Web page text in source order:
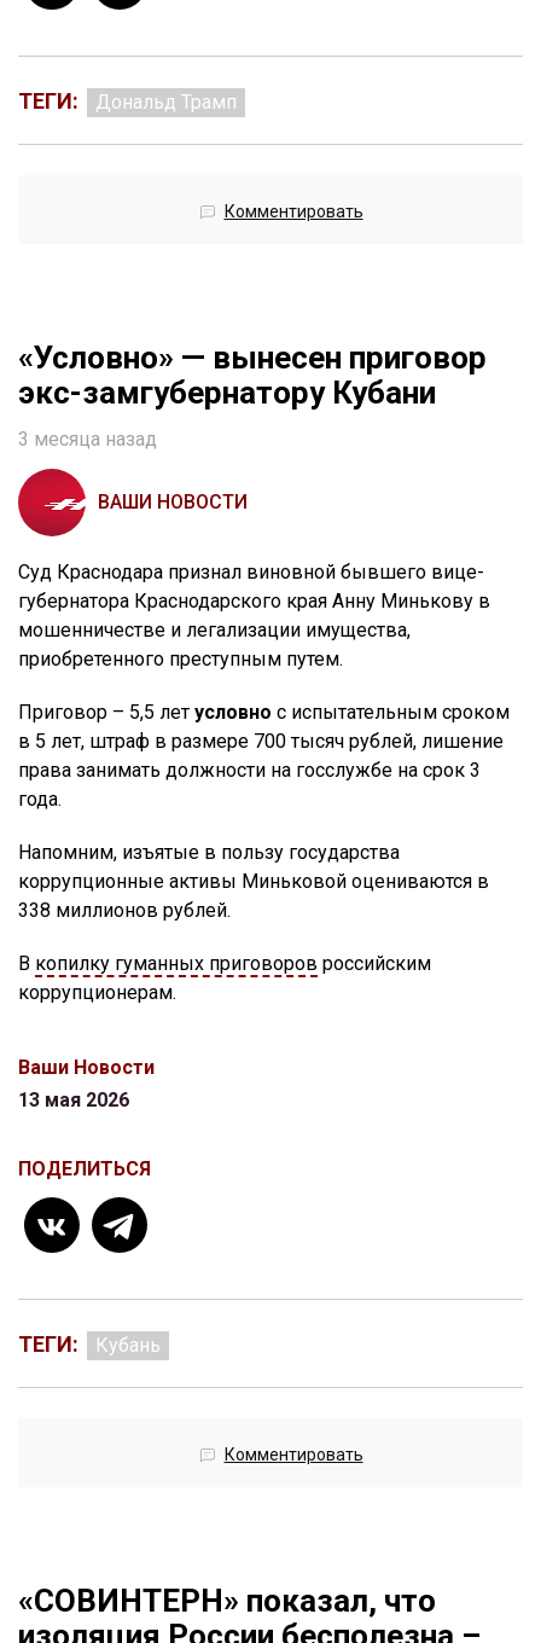
ТЕГИ: Дональд Трамп
Комментировать
«Условно» — вынесен приговор
экс-замгубернатору Кубани
3 месяца назад
ВАШИ НОВОСТИ
Суд Краснодара признал виновной бывшего вице-
губернатора Краснодарского края Анну Минькову в
мошенничестве и легализации имущества,
приобретенного преступным путем.
Приговор – 5,5 лет условно с испытательным сроком
в 5 лет, штраф в размере 700 тысяч рублей, лишение
права занимать должности на госслужбе на срок 3
года.
Напомним, изъятые в пользу государства
коррупционные активы Миньковой оцениваются в
338 миллионов рублей.
В копилку гуманных приговоров российским
коррупционерам.
Ваши Новости
13 мая 2026
ПОДЕЛИТЬСЯ
ТЕГИ: Кубань
Комментировать
«СОВИНТЕРН» показал, что